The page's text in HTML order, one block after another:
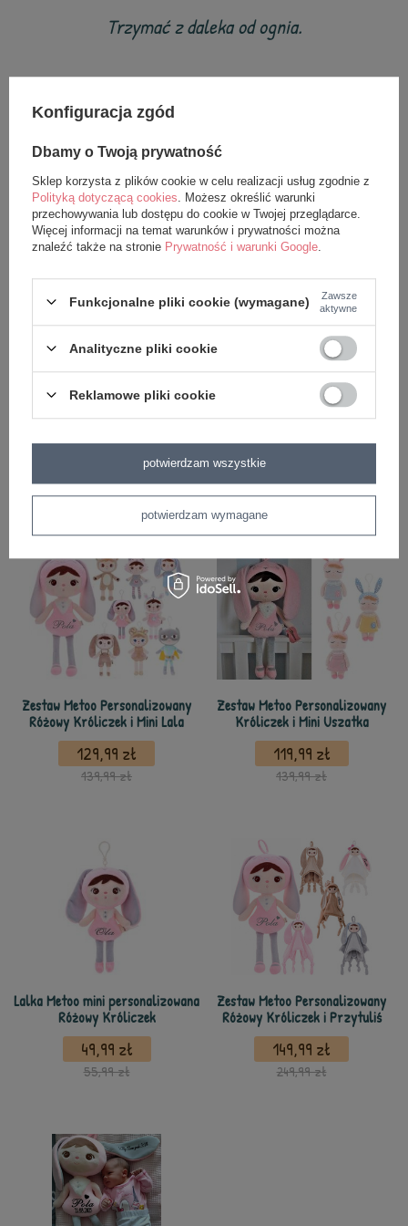
Trzymać z daleka od ognia.
z tej samej serii
Przytulisia Metoo
119,99 zł
Grzechotka Metoo
personalizowana Różowy
79,99 zł
Zestaw Metoo Personalizowany
Różowy Króliczek i Mini Lala
129,99 zł
139,99 zł
Zestaw Metoo Personalizowany
Króliczek i Mini Uszatka
119,99 zł
139,99 zł
Lalka Metoo mini personalizowana
Różowy Króliczek
49,99 zł
55,99 zł
Zestaw Metoo Personalizowany
Różowy Króliczek i Przytuliś
149,99 zł
249,99 zł
Konfiguracja zgód
Dbamy o Twoją prywatność
Sklep korzysta z plików cookie w celu realizacji usług zgodnie z
Polityką dotyczącą cookies . Możesz określić warunki
przechowywania lub dostępu do cookie w Twojej przeglądarce.
Więcej informacji na temat warunków i prywatności można
znaleźć także na stronie Prywatność i warunki Google
Funkcjonalne pliki cookie (wymagane)
Zawsze
aktywne
Analityczne pliki cookie
Reklamowe pliki cookie
potwierdzam wymagane
potwierdzam wszystkie